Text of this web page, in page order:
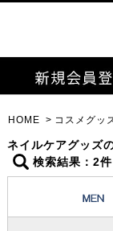
HOME コスメグッ
ネイルケアグッズ
検索結果：2件